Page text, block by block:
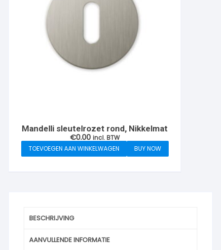
Mandelli sleutelrozet rond, Nikkelmat
€0.00 incl. BTW
TOEVOEGEN AAN WINKELWAGEN
BUY NOW
BESCHRIJVING
AANVULLENDE INFORMATIE